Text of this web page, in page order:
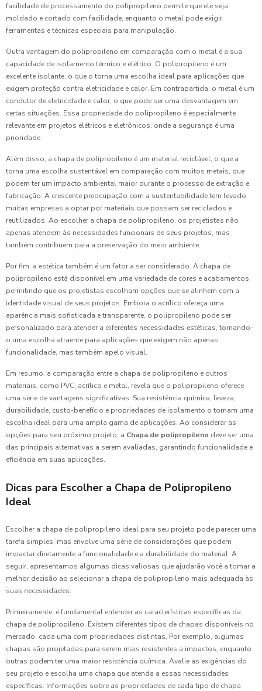
facilidade de processamento do polipropileno permite que ele seja
moldado e cortado com facilidade, enquanto o metal pode exigir
ferramentas e técnicas especiais para manipulação.
Outra vantagem do polipropileno em comparação com o metal é a sua
capacidade de isolamento térmico e elétrico. O polipropileno é um
excelente isolante, o que o torna uma escolha ideal para aplicações que
exigem proteção contra eletricidade e calor. Em contrapartida, o metal é um
condutor de eletricidade e calor, o que pode ser uma desvantagem em
certas situações. Essa propriedade do polipropileno é especialmente
relevante em projetos elétricos e eletrônicos, onde a segurança é uma
prioridade.
Além disso, a chapa de polipropileno é um material reciclável, o que a
torna uma escolha sustentável em comparação com muitos metais, que
podem ter um impacto ambiental maior durante o processo de extração e
fabricação. A crescente preocupação com a sustentabilidade tem levado
muitas empresas a optar por materiais que possam ser reciclados e
reutilizados. Ao escolher a chapa de polipropileno, os projetistas não
apenas atendem às necessidades funcionais de seus projetos, mas
também contribuem para a preservação do meio ambiente.
Por fim, a estética também é um fator a ser considerado. A chapa de
polipropileno está disponível em uma variedade de cores e acabamentos,
permitindo que os projetistas escolham opções que se alinhem com a
identidade visual de seus projetos. Embora o acrílico ofereça uma
aparência mais sofisticada e transparente, o polipropileno pode ser
personalizado para atender a diferentes necessidades estéticas, tornando-
o uma escolha atraente para aplicações que exigem não apenas
funcionalidade, mas também apelo visual.
Em resumo, a comparação entre a chapa de polipropileno e outros
materiais, como PVC, acrílico e metal, revela que o polipropileno oferece
uma série de vantagens significativas. Sua resistência química, leveza,
durabilidade, custo-benefício e propriedades de isolamento o tornam uma
escolha ideal para uma ampla gama de aplicações. Ao considerar as
opções para seu próximo projeto, a Chapa de polipropileno deve ser uma
das principais alternativas a serem avaliadas, garantindo funcionalidade e
eficiência em suas aplicações.
Dicas para Escolher a Chapa de Polipropileno
Ideal
Escolher a chapa de polipropileno ideal para seu projeto pode parecer uma
tarefa simples, mas envolve uma série de considerações que podem
impactar diretamente a funcionalidade e a durabilidade do material. A
seguir, apresentamos algumas dicas valiosas que ajudarão você a tomar a
melhor decisão ao selecionar a chapa de polipropileno mais adequada às
suas necessidades.
Primeiramente, é fundamental entender as características específicas da
chapa de polipropileno. Existem diferentes tipos de chapas disponíveis no
mercado, cada uma com propriedades distintas. Por exemplo, algumas
chapas são projetadas para serem mais resistentes a impactos, enquanto
outras podem ter uma maior resistência química. Avalie as exigências do
seu projeto e escolha uma chapa que atenda a essas necessidades
específicas. Informações sobre as propriedades de cada tipo de chapa